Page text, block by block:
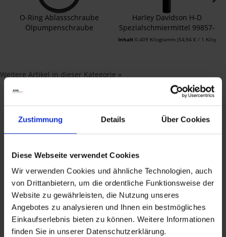
Zustimmung Details Über Cookies
Diese Webseite verwendet Cookies
Wir verwenden Cookies und ähnliche Technologien, auch
von Drittanbietern, um die ordentliche Funktionsweise der
Website zu gewährleisten, die Nutzung unseres
Angebotes zu analysieren und Ihnen ein bestmögliches
Einkaufserlebnis bieten zu können. Weitere Informationen
finden Sie in unserer Datenschutzerklärung.
Harley Davidson H-D
Spezialschmiermittel 99857-
(54,94 € / 1 Kilogramm)
Harley-Davidson
Kit 5er H-D...
Weitere Artikel in dieser Kategorie »
Harley-Davidson Garage /
Zubehör Produkte
Pflegeprodukte,Öle & Schmiermittel,Spanngurte ,
Sicherheitsschlösser und weitere Artikel. Damit deine
Harley-Davidson auf der Straße gut aussieht ist eine gewisse
Pflege nötig. Die nötigen Pflegemittel findest du im Harley-
Davidson Onlineshop von Kohl Automobile. Entdecke Artikel